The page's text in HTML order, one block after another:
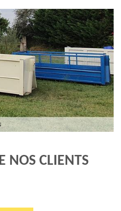
NOS CLIENTS